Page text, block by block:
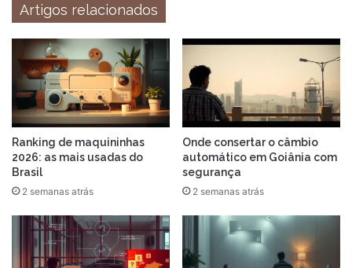
Artigos relacionados
Ranking de maquininhas
2026: as mais usadas do
Brasil
2 semanas atrás
Onde consertar o câmbio
automático em Goiânia com
segurança
2 semanas atrás